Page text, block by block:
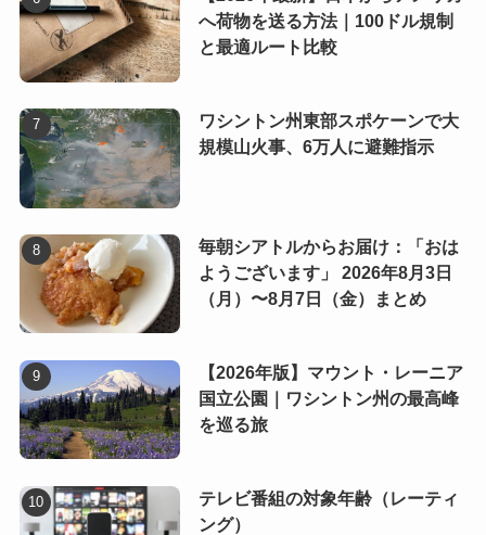
へ荷物を送る方法｜100ドル規制
と最適ルート比較
ワシントン州東部スポケーンで大
規模山火事、6万人に避難指示
毎朝シアトルからお届け：「おは
ようございます」 2026年8月3日
（月）〜8月7日（金）まとめ
【2026年版】マウント・レーニア
国立公園｜ワシントン州の最高峰
を巡る旅
テレビ番組の対象年齢（レーティ
ング）